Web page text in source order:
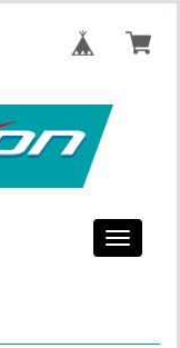
Toggle